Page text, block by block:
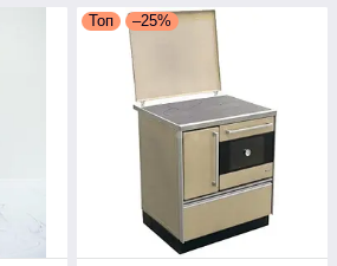
Топ –25%